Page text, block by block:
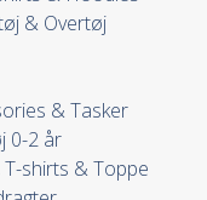
& Overtøj
& Tasker
0-2 år
T-shirts & Toppe